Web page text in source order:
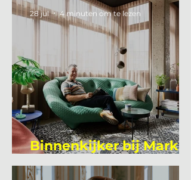
Binnenkijker bij Mark
Mutsaers
28 jul 4 minuten om te lezen